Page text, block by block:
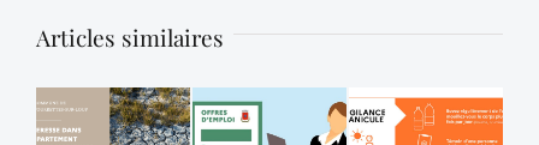
Articles similaires